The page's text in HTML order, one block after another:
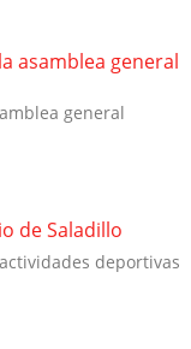
asamblea general
general
de Saladillo
deportivas